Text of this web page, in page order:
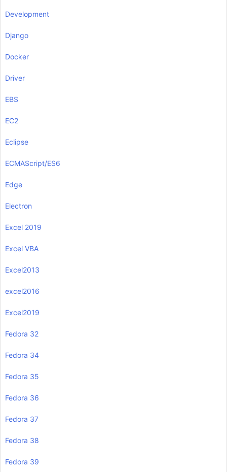
Development
Django
Docker
Driver
EBS
EC2
Eclipse
ECMAScript/ES6
Edge
Electron
Excel 2019
Excel VBA
Excel2013
excel2016
Excel2019
Fedora 32
Fedora 34
Fedora 35
Fedora 36
Fedora 37
Fedora 38
Fedora 39